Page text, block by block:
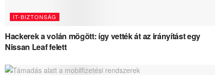
IT-BIZTONSÁG
Hackerek a volán mögött: így vették át az irányítást egy
Nissan Leaf felett